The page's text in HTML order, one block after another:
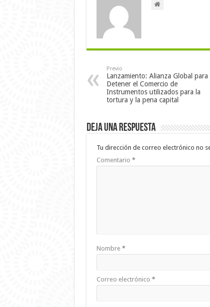
Previo
Lanzamiento: Alianza Global para
Detener el Comercio de
Instrumentos utilizados para la
tortura y la pena capital
Deja una respuesta
Tu dirección de correo electrónico no
Comentario *
Nombre *
Correo electrónico *